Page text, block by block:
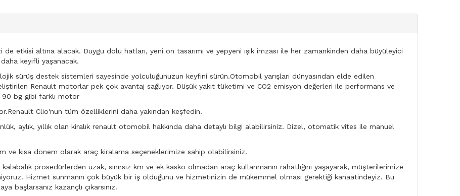
de etkisi altına alacak. Duygu dolu hatları, yeni ön tasarımı ve yepyeni ışık imzası ile her zamankinden daha büyüleyici
keyifli yaşanacak.
sürüş destek sistemleri sayesinde yolculuğunuzun keyfini sürün.Otomobil yarışları dünyasından elde edilen
Renault motorlar pek çok avantaj sağlıyor. Düşük yakıt tüketimi ve CO2 emisyon değerleri ile performans ve
90 bg gibi farklı motor
Clio'nun tüm özelliklerini daha yakından keşfedin.
aylık, yıllık olan kiralık renault otomobil hakkında daha detaylı bilgi alabilirsiniz. Dizel, otomatik vites ile manuel
ve kısa dönem olarak araç kiralama seçeneklerimize sahip olabilirsiniz.
prosedürlerden uzak, sınırsız km ve ek kasko olmadan araç kullanmanın rahatlığını yaşayarak, müşterilerimize
Hizmet sunmanın çok büyük bir iş olduğunu ve hizmetinizin de mükemmel olması gerektiği kanaatindeyiz. Bu
başlarsanız kazançlı çıkarsınız.